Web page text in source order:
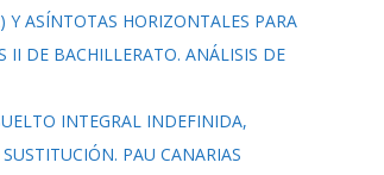
ASÍNTOTAS HORIZONTALES PARA
II DE BACHILLERATO. ANÁLISIS DE
INTEGRAL INDEFINIDA,
PAU CANARIAS